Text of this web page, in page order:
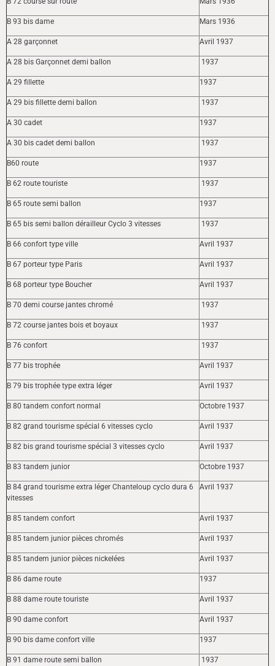
B 93 bis dame Mars 1936
A 28 garçonnet Avril 1937
A 28 bis Garçonnet demi ballon 1937
A 29 fillette 1937
A 29 bis fillette demi ballon 1937
A 30 cadet 1937
A 30 bis cadet demi ballon 1937
B60 route 1937
B 62 route touriste 1937
B 65 route semi ballon 1937
B 65 bis semi ballon dérailleur Cyclo 3 vitesses 1937
B 66 confort type ville Avril 1937
B 67 porteur type Paris Avril 1937
B 68 porteur type Boucher Avril 1937
B 70 demi course jantes chromé 1937
B 72 course jantes bois et boyaux 1937
B 76 confort 1937
B 77 bis trophée Avril 1937
B 79 bis trophée type extra léger Avril 1937
B 80 tandem confort normal Octobre 1937
B 82 grand tourisme spécial 6 vitesses cyclo Avril 1937
B 82 bis grand tourisme spécial 3 vitesses cyclo Avril 1937
B 83 tandem junior Octobre 1937
B 84 grand tourisme extra léger Chanteloup cyclo dura 6
vitesses
Avril 1937
B 85 tandem confort Avril 1937
B 85 tandem junior pièces chromés Avril 1937
B 85 tandem junior pièces nickelées Avril 1937
B 86 dame route 1937
B 88 dame route touriste Avril 1937
B 90 dame confort Avril 1937
B 90 bis dame confort ville 1937
B 91 dame route semi ballon 1937